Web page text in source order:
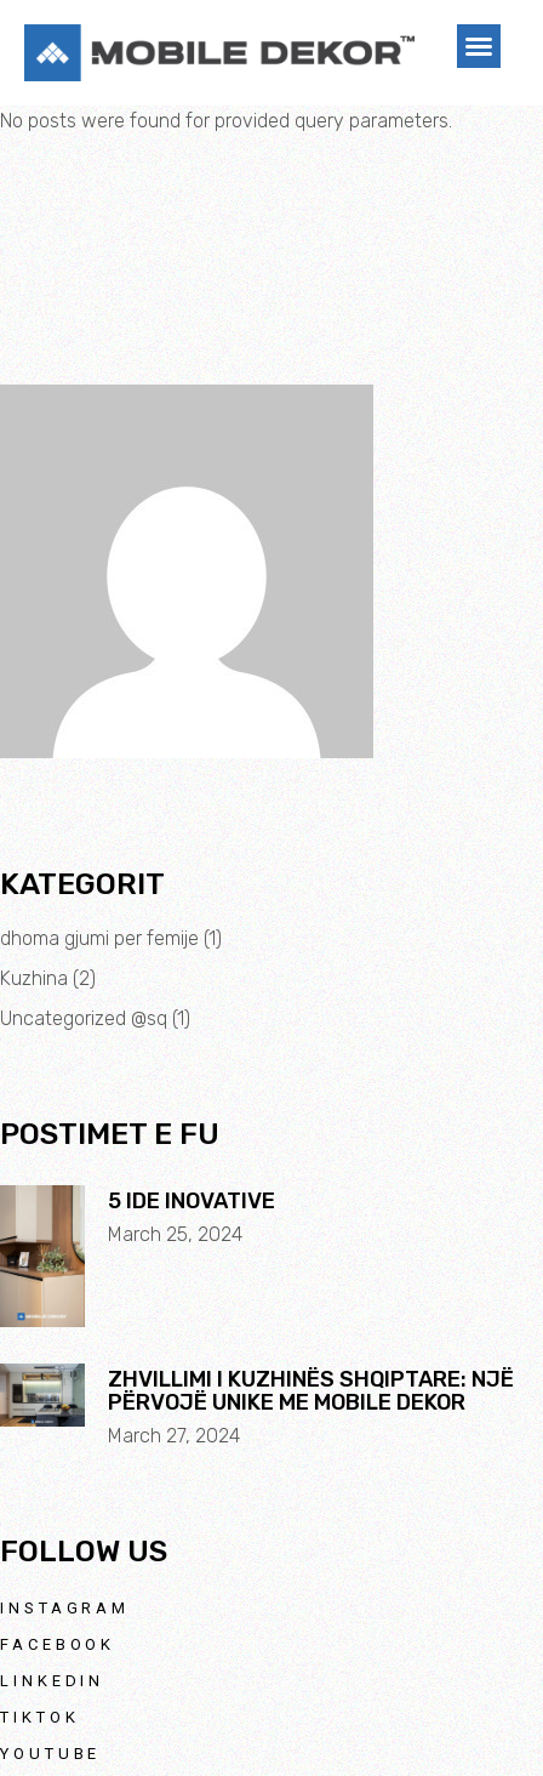
No posts were found for provided query parameters.
KATEGORIT
dhoma gjumi per femije (1)
Kuzhina (2)
Uncategorized @sq(1)
POSTIMET E FU
5 IDE INOVATIVE
March 25, 2024
ZHVILLIMI I KUZHINËS SHQIPTARE: NJË
PËRVOJË UNIKE ME MOBILE DEKOR
March 27, 2024
FOLLOW US
INSTAGRAM
FACEBOOK
LINKEDIN
TIKTOK
YOUTUBE